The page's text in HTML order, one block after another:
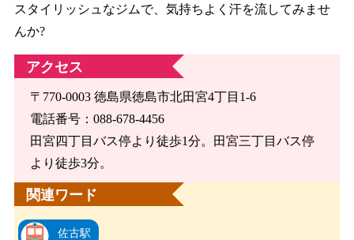
スタイリッシュなジムで、気持ちよく汗を流してみませ
んか?
アクセス
〒770-0003 徳島県徳島市北田宮4丁目1-6
電話番号：088-678-4456
田宮四丁目バス停より徒歩1分。田宮三丁目バス停
より徒歩3分。
関連ワード
佐古駅